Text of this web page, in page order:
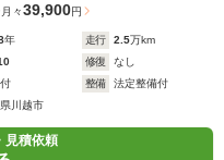
月々39,900円
年 走行 2.5万km
修復
なし
整備
法定整備付
川越市
見積依頼